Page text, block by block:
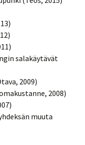
salakäytävät
2009)
2008)
muuta